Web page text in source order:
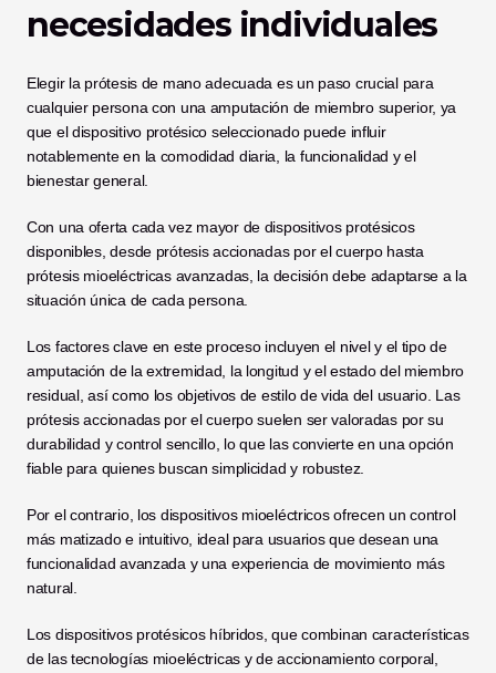
necesidades individuales
Elegir la prótesis de mano adecuada es un paso crucial para
cualquier persona con una amputación de miembro superior, ya
que el dispositivo protésico seleccionado puede influir
notablemente en la comodidad diaria, la funcionalidad y el
bienestar general.
Con una oferta cada vez mayor de dispositivos protésicos
disponibles, desde prótesis accionadas por el cuerpo hasta
prótesis mioeléctricas avanzadas, la decisión debe adaptarse a la
situación única de cada persona.
Los factores clave en este proceso incluyen el nivel y el tipo de
amputación de la extremidad, la longitud y el estado del miembro
residual, así como los objetivos de estilo de vida del usuario. Las
prótesis accionadas por el cuerpo suelen ser valoradas por su
durabilidad y control sencillo, lo que las convierte en una opción
fiable para quienes buscan simplicidad y robustez.
Por el contrario, los dispositivos mioeléctricos ofrecen un control
más matizado e intuitivo, ideal para usuarios que desean una
funcionalidad avanzada y una experiencia de movimiento más
natural.
Los dispositivos protésicos híbridos, que combinan características
de las tecnologías mioeléctricas y de accionamiento corporal,